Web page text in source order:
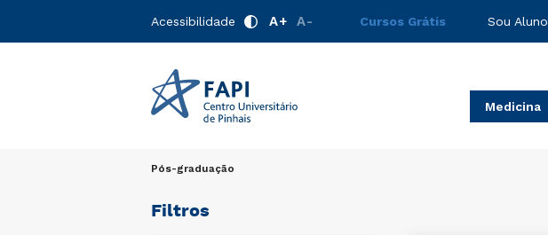
Acessibilidade A+ A- Cursos Grátis Sou Aluno
Medicina
Pós-graduação
Filtros